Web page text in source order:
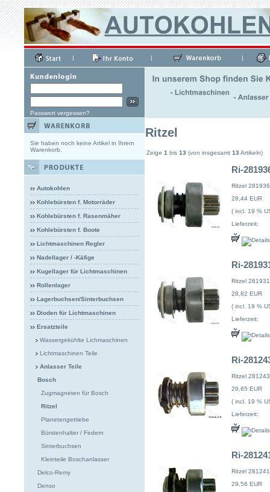
| | |
Passwort vergessen?
Sie haben noch keine Artikel in Ihrem
Warenkorb.
Autokohlen
Kohlebürsten f. Motorräder
Kohlebürsten f. Rasenmäher
Kohlebürsten f. Boote
Lichtmaschinen Regler
Nadellager / -Käfige
Kugellager für Lichtmaschinen
Rollenlager
Lagerbuchsen/Sinterbuchsen
Dioden für Lichtmaschinen
Ersatzteile
Wassergekühlte Lichmaschinen
Lichtmaschinen Teile
Anlasser Teile
Bosch
Zugmagneten für Bosch
Ritzel
Planetengetriebe
Bürstenhalter / Federn
Sinterbuchsen
Kleinteile Boschanlasser
Delco-Remy
Denso
Ritzel
Zeige 1 bis 13 (von insgesamt 13 Artikeln)
Ri-
Ritzel
28,44 EUR
( incl. 19 %
Lieferzeit:
Ri-
Ritzel
28,82 EUR
( incl. 19 %
Lieferzeit:
Ri-
Ritzel
29,65 EUR
( incl. 19 %
Lieferzeit:
Ri-
Ritzel
29,56 EUR